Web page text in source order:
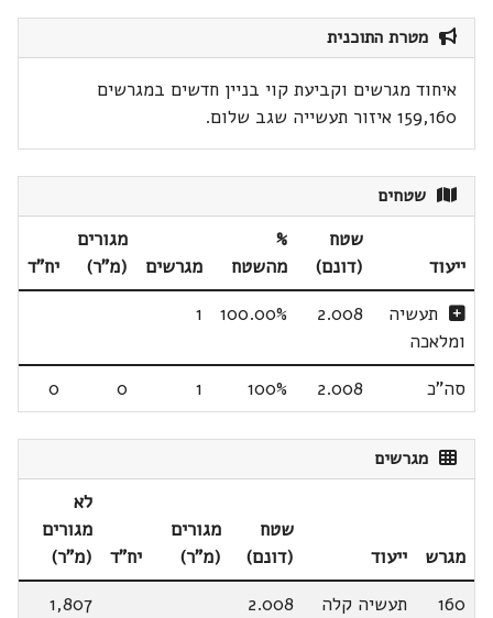
מטרת התוכנית
איחוד מגרשים וקביעת קוי בניין חדשים במגרשים
159,160 איזור תעשייה שגב שלום.
שטחים
ייעוד
שטח
(דונם)
%
מהשטח
מגרשים
מגורים
(מ"ר)
יח"ד
תעשיה
ומלאכה
2.008
100.00%
1
סה"כ 2.008
100%
1
0
0
מגרשים
מגרש ייעוד
שטח
(דונם)
מגורים
(מ"ר)
יח"ד
לא
מגורים
(מ"ר)
160
תעשיה קלה
2.008
1,807